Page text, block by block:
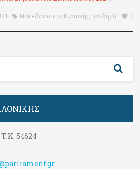
Μακεδονία της Κυριακής, πανδημία 0
Τ.Κ. 54624